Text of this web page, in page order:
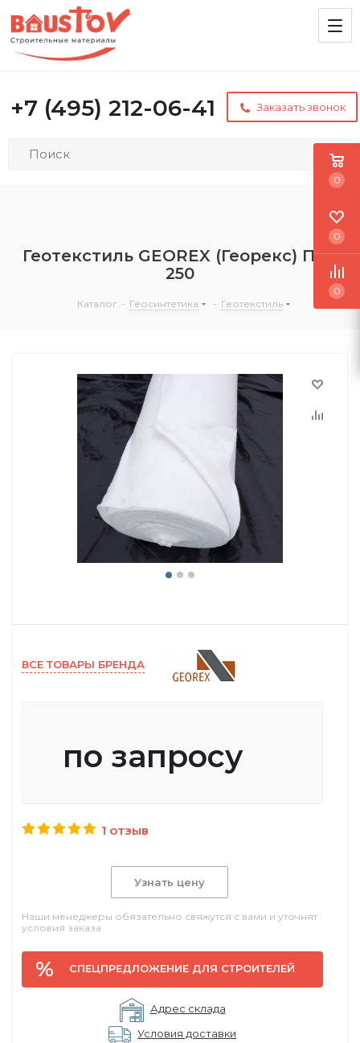
+7 (495) 212-06-41 Заказать звонок
Геотекстиль GEОREX (Георекс) ПЭТ
250
Каталог - Геосинтетика - Геотекстиль
ВСЕ ТОВАРЫ БРЕНДА
по запросу
1 отзыв
Узнать цену
Наши менеджеры обязательно свяжутся с вами и уточнят
условия заказа
СПЕЦПРЕДЛОЖЕНИЕ ДЛЯ СТРОИТЕЛЕЙ
Адрес склада
Условия доставки
0
0
0